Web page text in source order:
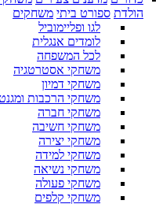
הולדת ספורט ביתי משחקים
לגו ופליימוביל
לומדים אנגלית
לכל המשפחה
משחקי אסטרטגיה
משחקי דמיון
משחקי הרכבות
משחקי חברה
משחקי חשיבה
משחקי יצירה
משחקי למידה
משחקי נשיאה
משחקי פעולה
משחקי קלפים